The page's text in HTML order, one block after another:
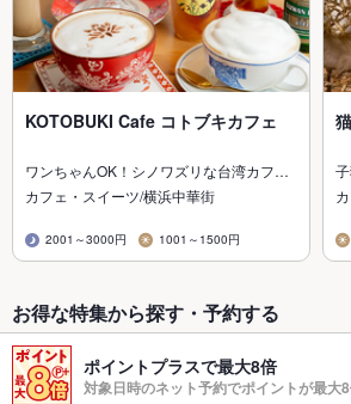
KOTOBUKI Cafe コトブキカフェ
ワンちゃんOK！シノワズリな台湾カフ…
カフェ・スイーツ/横浜中華街
2001～3000円 1001～1500円
お得な特集から探す・予約する
ポイントプラスで最大8倍
対象日時のネット予約でポイントが最大